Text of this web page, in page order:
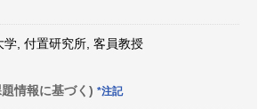
, 付置研究所, 客員教授
情報に基づく) *注記